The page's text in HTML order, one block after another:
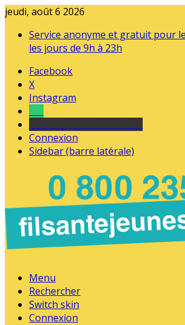
jeudi, août 6 2026
Service anonyme et gratuit pour
les jours de 9h à 23h
Facebook
X
Instagram
Connexion
Sidebar (barre latérale)
Menu
Rechercher
Switch skin
Connexion